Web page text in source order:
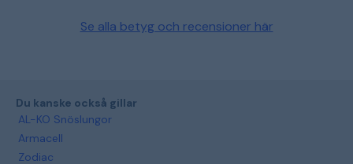
Se alla betyg och recensioner här
Du kanske också gillar
AL-KO Snöslungor
Armacell
Zodiac